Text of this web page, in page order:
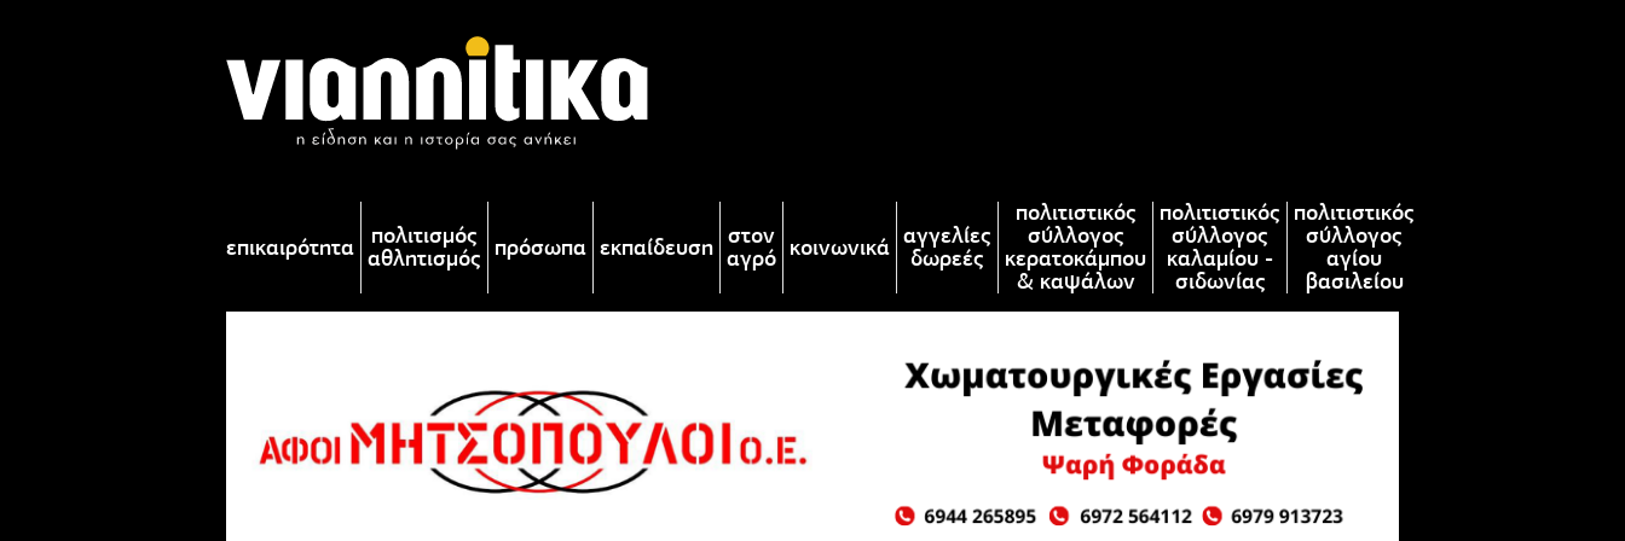
επικαιρότητα πολιτισμός
αθλητισμός πρόσωπα εκπαίδευση στον
αγρό κοινωνικά αγγελίες
δωρεές
πολιτιστικός
σύλλογος
κερατοκάμπου
& καψάλων
πολιτιστικός
σύλλογος
καλαμίου -
σιδωνίας
πολιτιστικός
σύλλογος
αγίου
βασιλείου